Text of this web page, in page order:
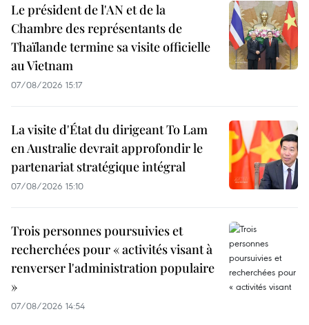
Le président de l'AN et de la
Chambre des représentants de
Thaïlande termine sa visite officielle
au Vietnam
07/08/2026 15:17
La visite d'État du dirigeant To Lam
en Australie devrait approfondir le
partenariat stratégique intégral
07/08/2026 15:10
Trois personnes poursuivies et
recherchées pour « activités visant à
renverser l'administration populaire
»
07/08/2026 14:54